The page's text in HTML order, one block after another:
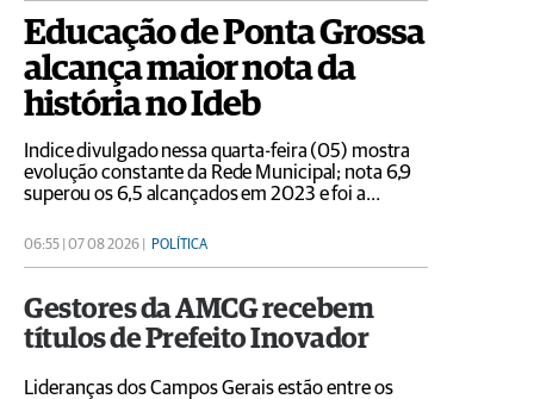
Educação de Ponta Grossa
alcança maior nota da
história no Ideb
Índice divulgado nessa quarta-feira (05) mostra
evolução constante da Rede Municipal; nota 6,9
superou os 6,5 alcançados em 2023 e foi a
06:55 | 07 08 2026 | POLÍTICA
Gestores da AMCG recebem
títulos de Prefeito Inovador
Lideranças dos Campos Gerais estão entre os